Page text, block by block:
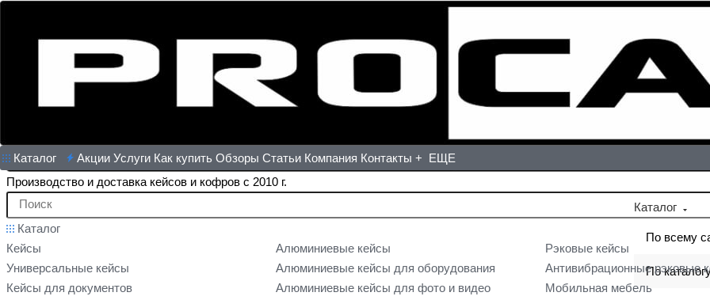
Производство и доставка кейсов и кофров с 2010 г.
Каталог
По всему
По
Каталог
Кейсы
Универсальные кейсы
Кейсы для документов
Алюминиевые кейсы
Алюминиевые кейсы для оборудования
Алюминиевые кейсы для фото и видео
Рэковые кейсы
Антивибрационные рэковые
Мобильная мебель
Каталог Акции Услуги Как купить Обзоры Статьи Компания Контакты + ЕЩЕ